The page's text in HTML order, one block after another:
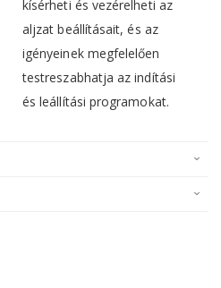
kísérheti és vezérelheti az
aljzat beállításait, és az
igényeinek megfelelően
testreszabhatja az indítási
és leállítási programokat.